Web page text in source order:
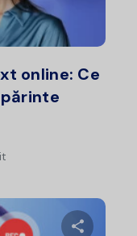
online: Ce